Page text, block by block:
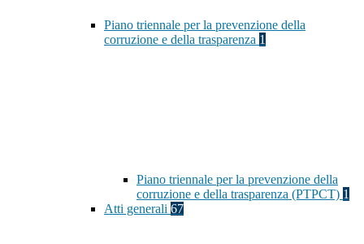
Piano triennale per la prevenzione della
corruzione e della trasparenza 1
Piano triennale per la prevenzione della
corruzione e della trasparenza (PTPCT) 1
Atti generali 67